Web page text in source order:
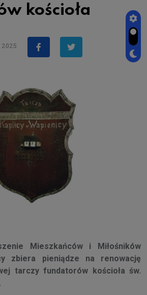
kościoła
2025
Mieszkańców i Miłośników
zbiera pieniądze na renowację
tarczy fundatorów kościoła św.